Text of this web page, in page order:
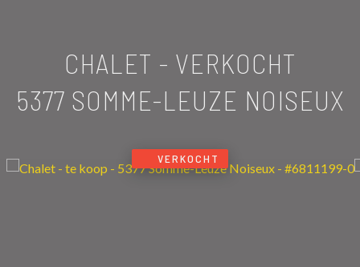
CHALET - VERKOCHT
5377 SOMME-LEUZE NOISEUX
VERKOCHT